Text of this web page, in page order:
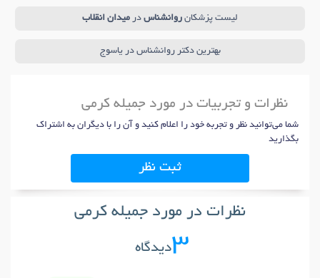
لیست پزشکان روانشناس در میدان انقلاب
بهترین دکتر روانشناس در یاسوج
نظرات و تجربیات در مورد جمیله کرمی
شما می‌توانید نظر و تجربه خود را اعلام کنید و آن را با دیگران به اشتراک
بگذارید
ثبت نظر
نظرات در مورد جمیله کرمی
3دیدگاه